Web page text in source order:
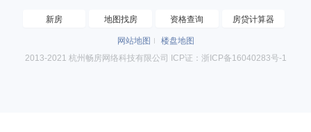
新房 地图找房 资格查询 房贷计算器
网站地图
楼盘地图
2013-2021 杭州畅房网络科技有限公司 ICP证：浙ICP备16040283号-1